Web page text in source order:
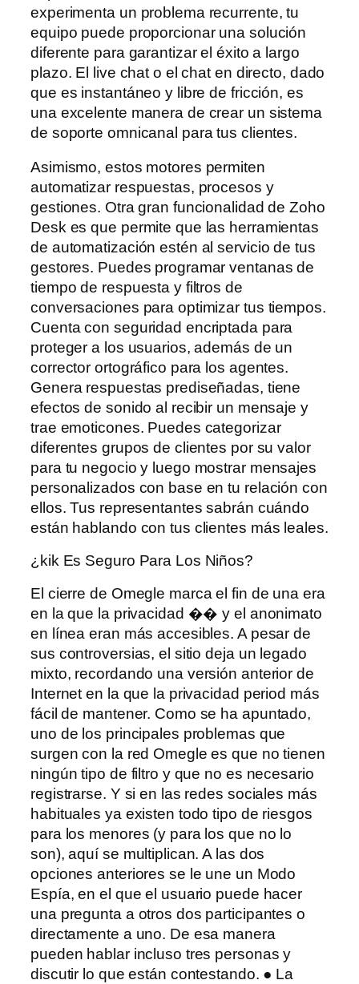
experimenta un problema recurrente, tu
equipo puede proporcionar una solución
diferente para garantizar el éxito a largo
plazo. El live chat o el chat en directo, dado
que es instantáneo y libre de fricción, es
una excelente manera de crear un sistema
de soporte omnicanal para tus clientes.
Asimismo, estos motores permiten
automatizar respuestas, procesos y
gestiones. Otra gran funcionalidad de Zoho
Desk es que permite que las herramientas
de automatización estén al servicio de tus
gestores. Puedes programar ventanas de
tiempo de respuesta y filtros de
conversaciones para optimizar tus tiempos.
Cuenta con seguridad encriptada para
proteger a los usuarios, además de un
corrector ortográfico para los agentes.
Genera respuestas prediseñadas, tiene
efectos de sonido al recibir un mensaje y
trae emoticones. Puedes categorizar
diferentes grupos de clientes por su valor
para tu negocio y luego mostrar mensajes
personalizados con base ​​en tu relación con
ellos. Tus representantes sabrán cuándo
están hablando con tus clientes más leales.
¿kik Es Seguro Para Los Niños?
El cierre de Omegle marca el fin de una era
en la que la privacidad �� y el anonimato
en línea eran más accesibles. A pesar de
sus controversias, el sitio deja un legado
mixto, recordando una versión anterior de
Internet en la que la privacidad period más
fácil de mantener. Como se ha apuntado,
uno de los principales problemas que
surgen con la red Omegle es que no tienen
ningún tipo de filtro y que no es necesario
registrarse. Y si en las redes sociales más
habituales ya existen todo tipo de riesgos
para los menores (y para los que no lo
son), aquí se multiplican. A las dos
opciones anteriores se le une un Modo
Espía, en el que el usuario puede hacer
una pregunta a otros dos participantes o
directamente a uno. De esa manera
pueden hablar incluso tres personas y
discutir lo que están contestando. ● La